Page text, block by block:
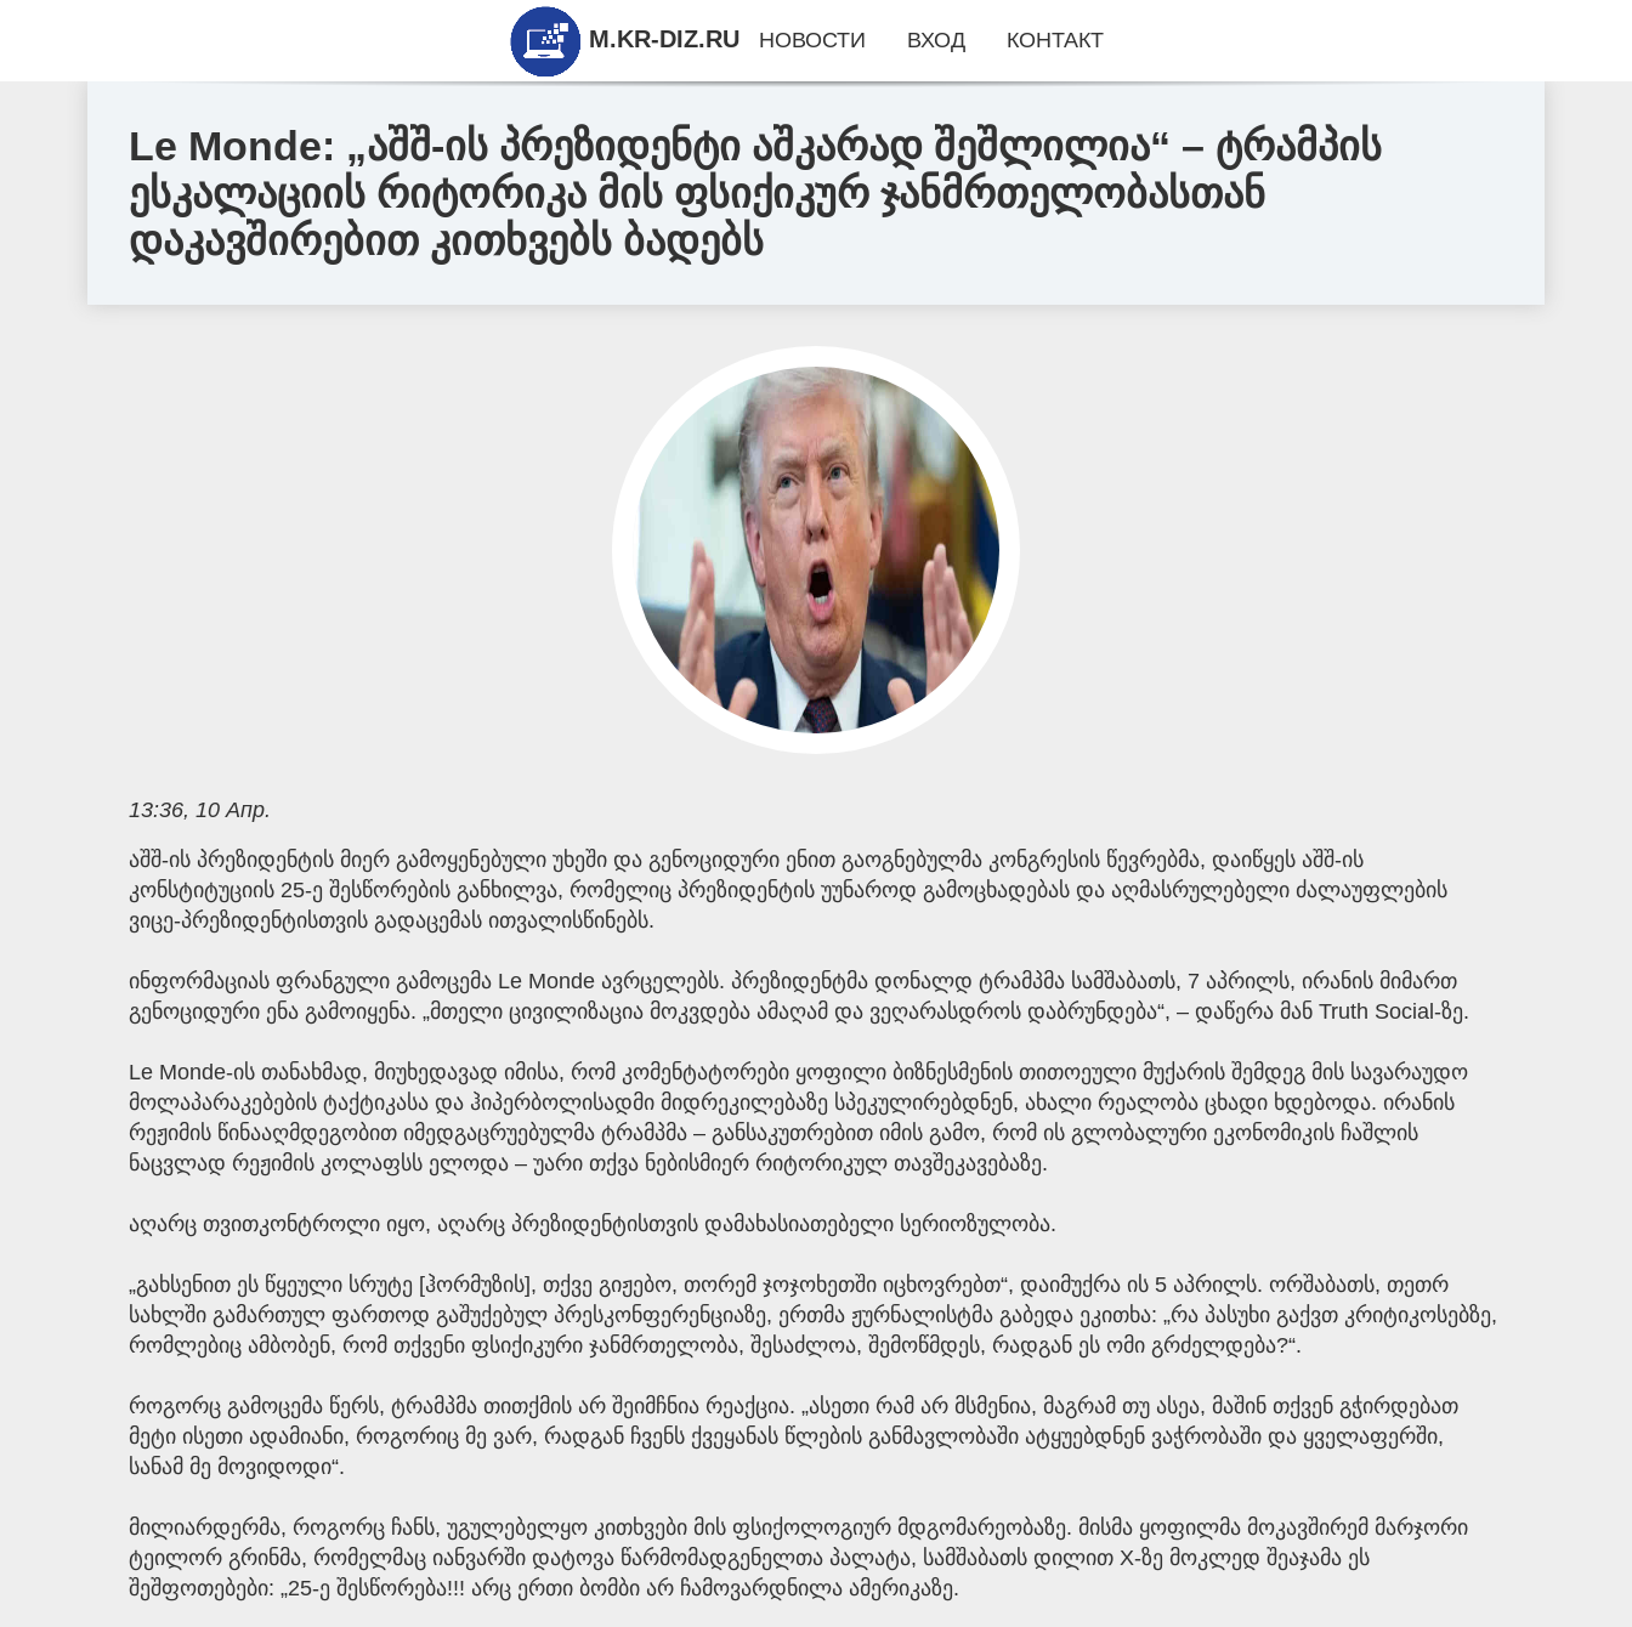
Le Monde: „აშშ-ის პრეზიდენტი აშკარად შეშლილია“ – ტრამპის
ესკალაციის რიტორიკა მის ფსიქიკურ ჯანმრთელობასთან
დაკავშირებით კითხვებს ბადებს
13:36, 10 Апр.
აშშ-ის პრეზიდენტის მიერ გამოყენებული უხეში და გენოციდური ენით გაოგნებულმა კონგრესის წევრებმა, დაიწყეს აშშ-ის
კონსტიტუციის 25-ე შესწორების განხილვა, რომელიც პრეზიდენტის უუნაროდ გამოცხადებას და აღმასრულებელი ძალაუფლების
ვიცე-პრეზიდენტისთვის გადაცემას ითვალისწინებს.
ინფორმაციას ფრანგული გამოცემა Le Monde ავრცელებს. პრეზიდენტმა დონალდ ტრამპმა სამშაბათს, 7 აპრილს, ირანის მიმართ
გენოციდური ენა გამოიყენა. „მთელი ცივილიზაცია მოკვდება ამაღამ და ვეღარასდროს დაბრუნდება“, – დაწერა მან Truth Social-ზე.
Le Monde-ის თანახმად, მიუხედავად იმისა, რომ კომენტატორები ყოფილი ბიზნესმენის თითოეული მუქარის შემდეგ მის სავარაუდო
მოლაპარაკებების ტაქტიკასა და ჰიპერბოლისადმი მიდრეკილებაზე სპეკულირებდნენ, ახალი რეალობა ცხადი ხდებოდა. ირანის
რეჟიმის წინააღმდეგობით იმედგაცრუებულმა ტრამპმა – განსაკუთრებით იმის გამო, რომ ის გლობალური ეკონომიკის ჩაშლის
ნაცვლად რეჟიმის კოლაფსს ელოდა – უარი თქვა ნებისმიერ რიტორიკულ თავშეკავებაზე.
აღარც თვითკონტროლი იყო, აღარც პრეზიდენტისთვის დამახასიათებელი სერიოზულობა.
„გახსენით ეს წყეული სრუტე [ჰორმუზის], თქვე გიჟებო, თორემ ჯოჯოხეთში იცხოვრებთ“, დაიმუქრა ის 5 აპრილს. ორშაბათს, თეთრ
სახლში გამართულ ფართოდ გაშუქებულ პრესკონფერენციაზე, ერთმა ჟურნალისტმა გაბედა ეკითხა: „რა პასუხი გაქვთ კრიტიკოსებზე,
რომლებიც ამბობენ, რომ თქვენი ფსიქიკური ჯანმრთელობა, შესაძლოა, შემოწმდეს, რადგან ეს ომი გრძელდება?“.
როგორც გამოცემა წერს, ტრამპმა თითქმის არ შეიმჩნია რეაქცია. „ასეთი რამ არ მსმენია, მაგრამ თუ ასეა, მაშინ თქვენ გჭირდებათ
მეტი ისეთი ადამიანი, როგორიც მე ვარ, რადგან ჩვენს ქვეყანას წლების განმავლობაში ატყუებდნენ ვაჭრობაში და ყველაფერში,
სანამ მე მოვიდოდი“.
მილიარდერმა, როგორც ჩანს, უგულებელყო კითხვები მის ფსიქოლოგიურ მდგომარეობაზე. მისმა ყოფილმა მოკავშირემ მარჯორი
ტეილორ გრინმა, რომელმაც იანვარში დატოვა წარმომადგენელთა პალატა, სამშაბათს დილით X-ზე მოკლედ შეაჯამა ეს
შეშფოთებები: „25-ე შესწორება!!! არც ერთი ბომბი არ ჩამოვარდნილა ამერიკაზე.
M.KR-DIZ.RU НОВОСТИ ВХОД КОНТАКТ